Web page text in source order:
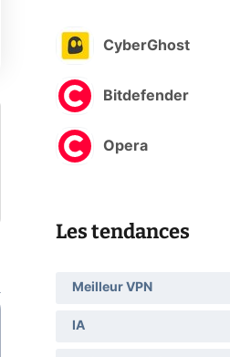
CyberGhost
Bitdefender
Opera
Les tendances
Meilleur VPN
IA